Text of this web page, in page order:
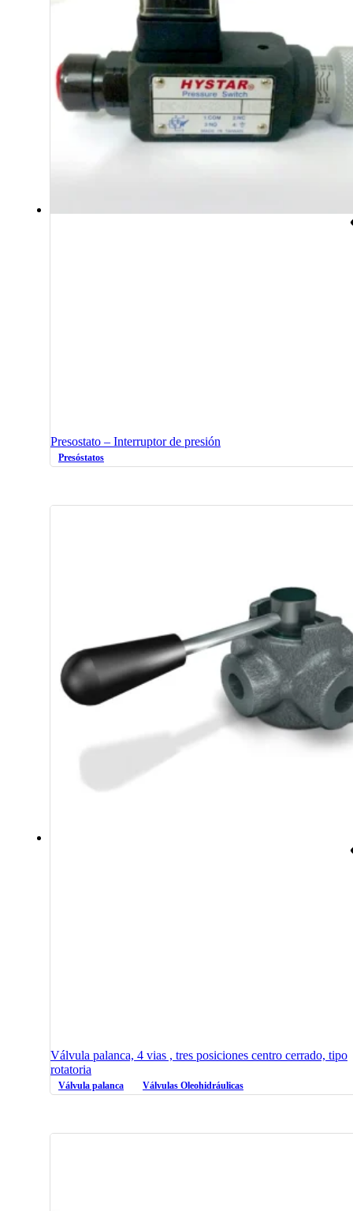
Presostato – Interruptor de presión
Presóstatos
Válvula palanca, 4 vias , tres posiciones centro cerrado, tipo
rotatoria
Válvula palanca Válvulas Oleohidráulicas